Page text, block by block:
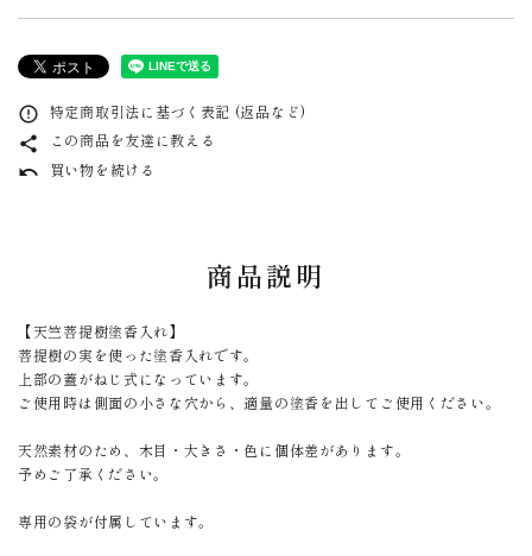
error_outline 特定商取引法に基づく表記 (返品など)
share この商品を友達に教える
undo 買い物を続ける
商品説明
【天竺菩提樹塗香入れ】
菩提樹の実を使った塗香入れです。
上部の蓋がねじ式になっています。
ご使用時は側面の小さな穴から、適量の塗香を出してご使用ください。
天然素材のため、木目・大きさ・色に個体差があります。
予めご了承ください。
専用の袋が付属しています。